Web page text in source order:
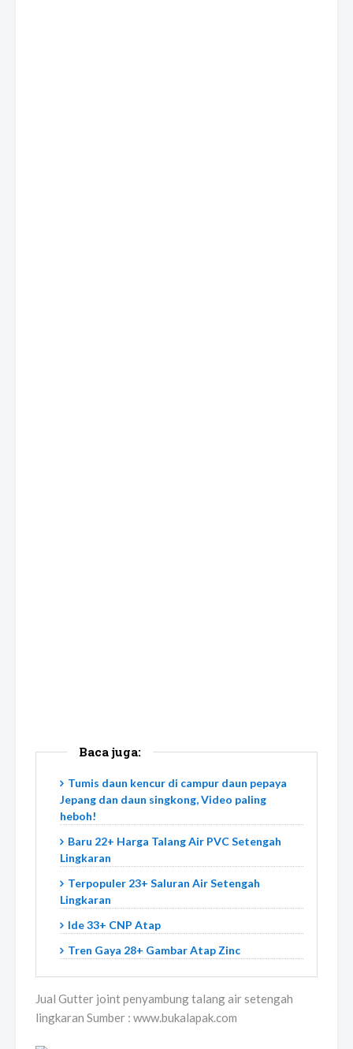
Baca juga:
Tumis daun kencur di campur daun pepaya
Jepang dan daun singkong, Video paling
heboh!
Baru 22+ Harga Talang Air PVC Setengah
Lingkaran
Terpopuler 23+ Saluran Air Setengah
Lingkaran
Ide 33+ CNP Atap
Tren Gaya 28+ Gambar Atap Zinc
Jual Gutter joint penyambung talang air setengah
lingkaran Sumber : www.bukalapak.com